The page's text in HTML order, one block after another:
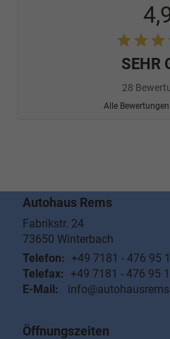
SEHR
28
Alle
Autohaus Rems
Fabrikstr. 24
73650 Winterbach
Telefon: +49 7181 - 476 95
Telefax: +49 7181 - 476 95
E-Mail:
Öffnungszeiten